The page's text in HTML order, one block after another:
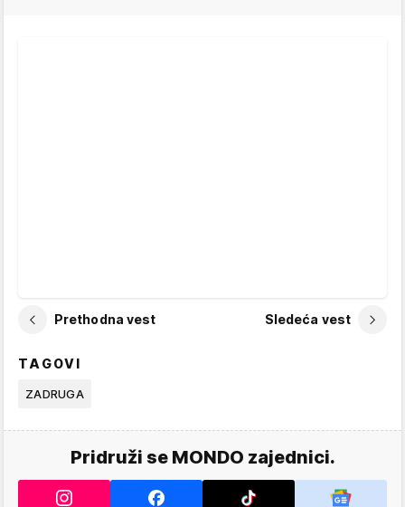
Prethodna vest Sledeća vest
TAGOVI
ZADRUGA
Pridruži se MONDO zajednici.